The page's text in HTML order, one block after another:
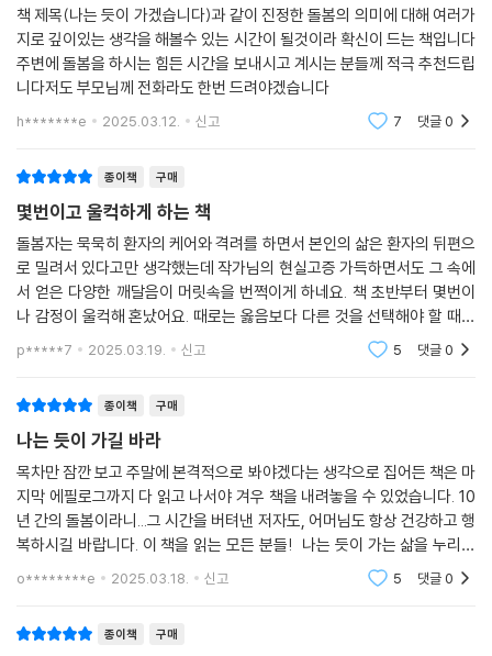
10년간의 돌봄을 지나 달리기와 글쓰기를 거쳐 진정한 돌봄이란 자기 돌
봄이라는 깨달음에 다다른 김진화는 이 책을 세상에 내놓고 모든 이가 모
든 이를 돌보는 ‘돌봄 사회’를 향해 오늘도 나는 듯이 나아간다.
책 제목(나는 듯이 가겠습니다)과 같이 진정한 돌봄의 의미에 대해 여러가
지로 깊이있는 생각을 해볼수 있는 시간이 될것이라 확신이 드는 책입니다
주변에 돌봄을 하시는 힘든 시간을 보내시고 계시는 분들께 적극 추천드립
니다저도 부모님께 전화라도 한번 드려야겠습니다
h*******e 2025.03.12. 신고 7 댓글0
종이책 구매
몇번이고 울컥하게 하는 책
돌봄자는 묵묵히 환자의 케어와 격려를 하면서 본인의 삶은 환자의 뒤편으
로 밀려서 있다고만 생각했는데 작가님의 현실고증 가득하면서도 그 속에
서 얻은 다양한 깨달음이 머릿속을 번쩍이게 하네요. 책 초반부터 몇번이
나 감정이 울컥해 혼났어요. 때로는 옳음보다 다른 것을 선택해야 할 때도
있다는 작가님의 말이 가슴깊이 와닿습니다. 하루하루를 그저 흘러가는 대
로 보내왔던 시간
p*****7 2025.03.19. 신고 5 댓글0
종이책 구매
나는 듯이 가길 바라
목차만 잠깐 보고 주말에 본격적으로 봐야겠다는 생각으로 집어든 책은 마
지막 에필로그까지 다 읽고 나서야 겨우 책을 내려놓을 수 있었습니다. 10
년 간의 돌봄이라니...그 시간을 버텨낸 저자도, 어머님도 항상 건강하고 행
복하시길 바랍니다. 이 책을 읽는 모든 분들! 나는 듯이 가는 삶을 누리시
o********e 2025.03.18. 신고 5 댓글0
종이책 구매